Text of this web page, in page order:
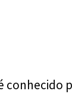
conhecido